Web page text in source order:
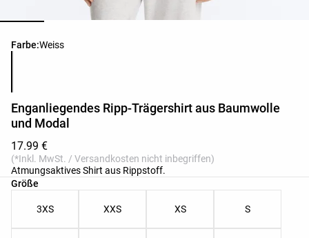
Farbe:Weiss
Produktfarbliste
Enganliegendes Ripp-Trägershirt aus Baumwolle
und Modal
17.99 €
(*Inkl. MwSt. / Versandkosten nicht inbegriffen)
Atmungsaktives Shirt aus Rippstoff.
Größe
Produktgrößenliste
3XS XXS XS S